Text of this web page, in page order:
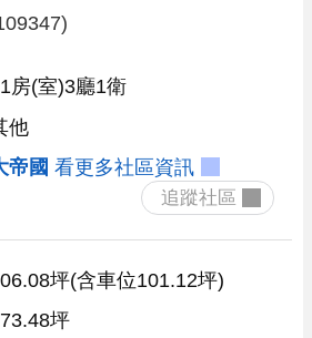
房(室)3廳1衛
他
帝國 看更多社區資訊
坪(含車位101.12坪)
坪